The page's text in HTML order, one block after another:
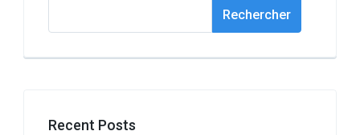
Rechercher
Recent Posts